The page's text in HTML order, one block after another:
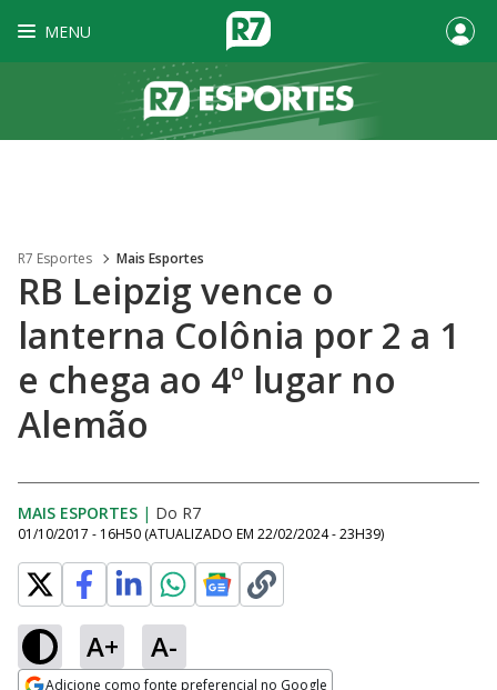
MENU
R7 Esportes Mais Esportes
RB Leipzig vence o
lanterna Colônia por 2 a 1
e chega ao 4º lugar no
Alemão
MAIS ESPORTES | Do R7
01/10/2017 - 16H50 (ATUALIZADO EM 22/02/2024 - 23H39)
A+ A-
Adicione como fonte preferencial no Google